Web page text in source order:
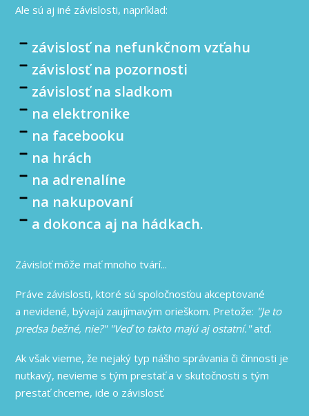
Ale sú aj iné závislosti, napríklad:
závislosť na nefunkčnom vzťahu
závislosť na pozornosti
závislosť na sladkom
na elektronike
na facebooku
na hrách
na adrenalíne
na nakupovaní
a dokonca aj na hádkach.
Závisloť môže mať mnoho tvárí...
Práve závislosti, ktoré sú spoločnosťou akceptované
a nevidené, bývajú zaujímavým orieškom. Pretože: "Je to
predsa bežné, nie?" "Veď to takto majú aj ostatní."atď.
Ak však vieme, že nejaký typ nášho správania či činnosti je
nutkavý, nevieme s tým prestať a v skutočnosti s tým
prestať chceme, ide o závislosť.